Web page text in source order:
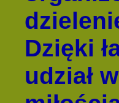
Dzięki
udział